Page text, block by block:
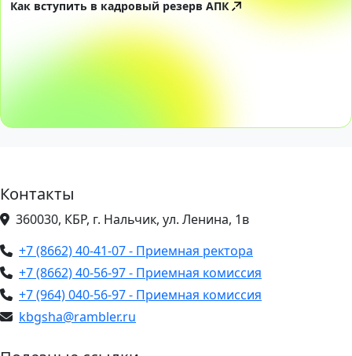
Как вступить в кадровый резерв АПК
Контакты
360030, КБР, г. Нальчик, ул. Ленина, 1в
+7 (8662) 40-41-07 - Приемная ректора
+7 (8662) 40-56-97 - Приемная комиссия
+7 (964) 040-56-97 - Приемная комиссия
kbgsha@rambler.ru